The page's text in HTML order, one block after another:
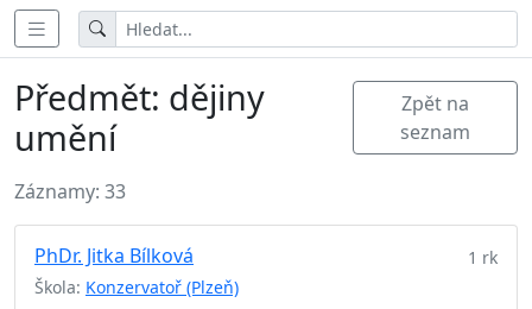
Předmět: dějiny
umění
Zpět na
seznam
Záznamy: 33
PhDr. Jitka Bílková
Škola: Konzervatoř (Plzeň)
1 rk